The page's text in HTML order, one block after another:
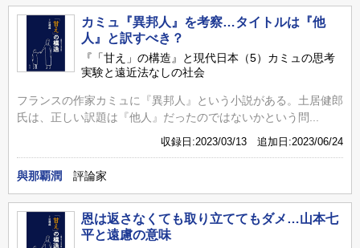
カミュ『異邦人』を考察…タイトルは『他
人』と訳すべき？
『「甘え」の構造』と現代日本（5）カミュの思考
実験と遠近法なしの社会
フランスの作家カミュに『異邦人』という小説がある。土居健郎
氏は、正しい訳題は『他人』だったのではないかという問...
収録日:2023/03/13 追加日:2023/06/24
與那覇潤 評論家
恩は返さなくても取り立ててもダメ…山本七
平と遠慮の意味